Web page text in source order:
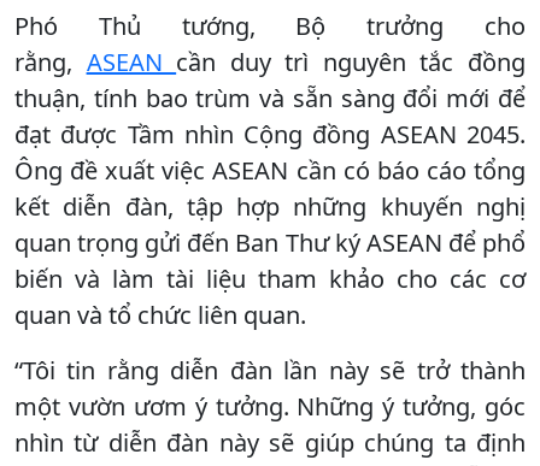
Phó Thủ tướng, Bộ trưởng cho
rằng, ASEAN cần duy trì nguyên tắc đồng
thuận, tính bao trùm và sẵn sàng đổi mới để
đạt được Tầm nhìn Cộng đồng ASEAN 2045.
Ông đề xuất việc ASEAN cần có báo cáo tổng
kết diễn đàn, tập hợp những khuyến nghị
quan trọng gửi đến Ban Thư ký ASEAN để phổ
biến và làm tài liệu tham khảo cho các cơ
quan và tổ chức liên quan.
“Tôi tin rằng diễn đàn lần này sẽ trở thành
một vườn ươm ý tưởng. Những ý tưởng, góc
nhìn từ diễn đàn này sẽ giúp chúng ta định